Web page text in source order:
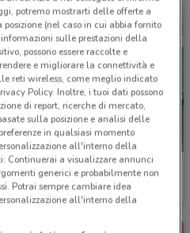
1mobile
Scade il 31/08
potremo mostrarti delle offerte a
(nel caso in cui abbia fornito
sulle prestazioni della
possono essere raccolte e
e migliorare la connettività e
reti wireless, come meglio indicato
Policy. Inoltre, i tuoi dati possono
di report, ricerche di mercato,
sulla posizione e analisi delle
in qualsiasi momento
all'interno della
Continuerai a visualizzare annunci
generici e probabilmente non
Potrai sempre cambiare idea
all'interno della